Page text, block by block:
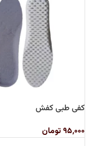
کفی طبی کفش
۹۵,۰۰۰تومان